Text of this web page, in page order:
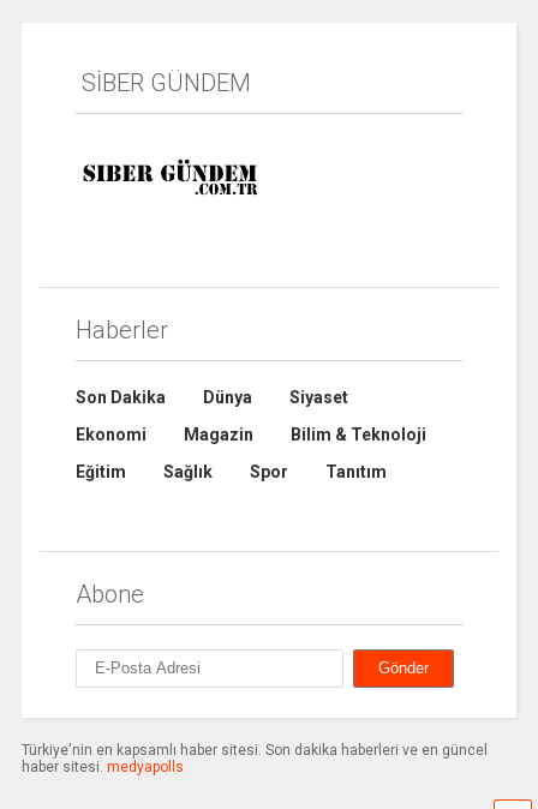
SİBER GÜNDEM
Haberler
Son Dakika Dünya
Siyaset
Ekonomi
Magazin
Bilim & Teknoloji
Eğitim
Sağlık Spor Tanıtım
Abone
Türkiye'nin en kapsamlı haber sitesi. Son dakika haberleri ve en güncel
haber sitesi. medyapolls